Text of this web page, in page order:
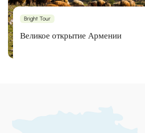
Bright Tour
Великое открытие Армении